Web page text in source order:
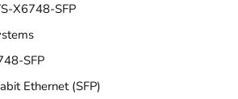
X6748-SFP
SFP
Ethernet (SFP)